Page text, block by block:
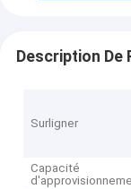
Description De
Surligner
Capacité